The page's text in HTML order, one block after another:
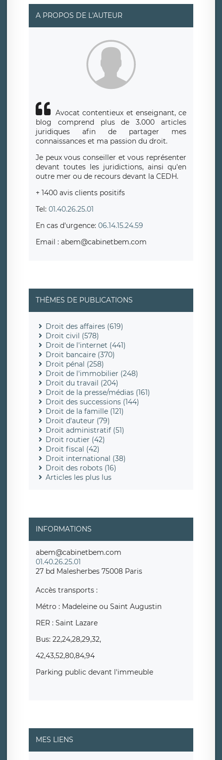
A PROPOS DE L'AUTEUR
Avocat contentieux et enseignant, ce
blog comprend plus de 3.000 articles
juridiques afin de partager mes
connaissances et ma passion du droit.
Je peux vous conseiller et vous représenter
devant toutes les juridictions, ainsi qu'en
outre mer ou de recours devant la CEDH.
+ 1400 avis clients positifs
Tel: 01.40.26.25.01
En cas d'urgence: 06.14.15.24.59
Email : abem@cabinetbem.com
THÈMES DE PUBLICATIONS
Droit des affaires (619)
Droit civil (578)
Droit de l'internet (441)
Droit bancaire (370)
Droit pénal (258)
Droit de l'immobilier (248)
Droit du travail (204)
Droit de la presse/médias (161)
Droit des successions (144)
Droit de la famille (121)
Droit d'auteur (79)
Droit administratif (51)
Droit routier (42)
Droit fiscal (42)
Droit international (38)
Droit des robots (16)
Articles les plus lus
INFORMATIONS
abem@cabinetbem.com
01.40.26.25.01
27 bd Malesherbes 75008 Paris
Accès transports :
Métro : Madeleine ou Saint Augustin
RER : Saint Lazare
Bus: 22,24,28,29,32,
42,43,52,80,84,94
Parking public devant l'immeuble
MES LIENS